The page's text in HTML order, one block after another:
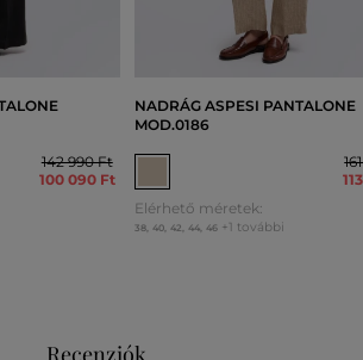
142 990 Ft
100 090 Ft
NADRÁG ASPESI PANTALONE
MOD.0186
Elérhető méretek:
38 40 42 44 46 +1 további